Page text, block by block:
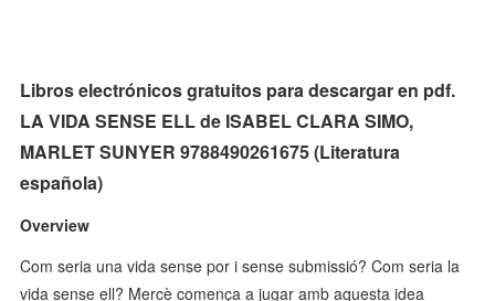
Libros electrónicos gratuitos para descargar en pdf.
LA VIDA SENSE ELL de ISABEL CLARA SIMO,
MARLET SUNYER 9788490261675 (Literatura
española)
Overview
Com seria una vida sense por i sense submissió? Com seria la
vida sense ell? Mercè comença a jugar amb aquesta idea